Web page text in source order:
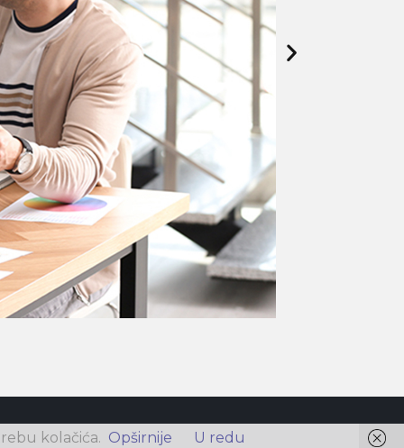
kolačića. Opširnije U redu